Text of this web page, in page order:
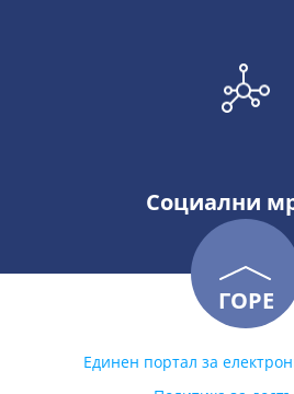
Социални
ГОРЕ
Единен портал за